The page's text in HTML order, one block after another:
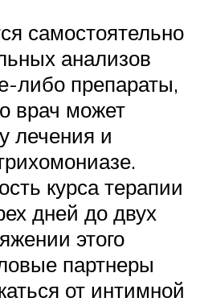
самостоятельно
анализов
либо препараты,
врач может
лечения и
курса терапии
дней до двух
этого
партнеры
от интимной